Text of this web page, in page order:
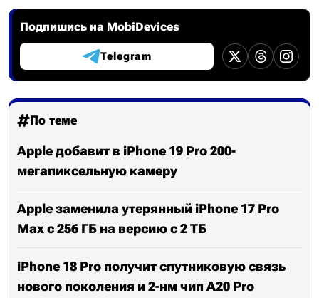
Подпишись на MobiDevices
Telegram
По теме
Apple добавит в iPhone 19 Pro 200-
мегапиксельную камеру
Apple заменила утерянный iPhone 17 Pro
Max с 256 ГБ на версию с 2 ТБ
iPhone 18 Pro получит спутниковую связь
нового поколения и 2-нм чип A20 Pro